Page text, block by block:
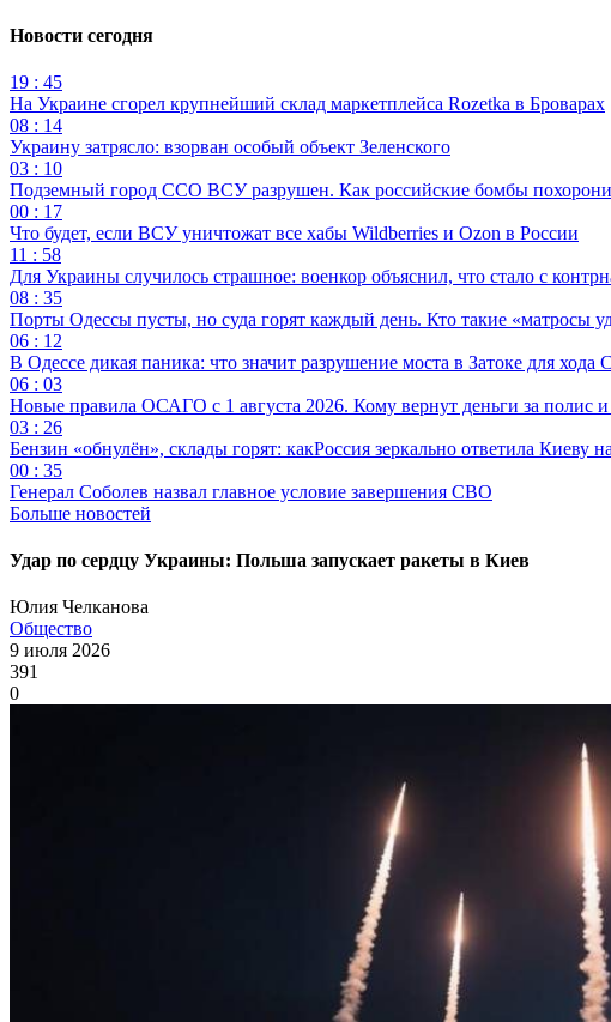
Новости сегодня
19 : 45
На Украине сгорел крупнейший склад маркетплейса Rozetka в Броварах
08 : 14
Украину затрясло: взорван особый объект Зеленского
03 : 10
Подземный город ССО ВСУ разрушен. Как российские бомбы
00 : 17
Что будет, если ВСУ уничтожат все хабы Wildberries и Ozon в России
11 : 58
Для Украины случилось страшное: военкор объяснил, что стало с
08 : 35
Порты Одессы пусты, но суда горят каждый день. Кто такие «матросы
06 : 12
В Одессе дикая паника: что значит разрушение моста в Затоке для
06 : 03
Новые правила ОСАГО с 1 августа 2026. Кому вернут деньги за полис и
03 : 26
Бензин «обнулён», склады горят: какРоссия зеркально ответила Киеву
00 : 35
Генерал Соболев назвал главное условие завершения СВО
Больше новостей
Удар по сердцу Украины: Польша запускает ракеты в Киев
Юлия Челканова
Общество
9 июля 2026
391
0